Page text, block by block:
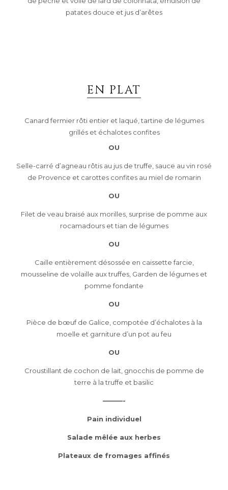
patates douce et jus d’arêtes
EN PLAT
Canard fermier rôti entier et laqué, tartine de légumes
grillés et échalotes confites
OU
Selle-carré d’agneau rôtis au jus de truffe, sauce au vin rosé
de Provence et carottes confites au miel de romarin
OU
Filet de veau braisé aux morilles, surprise de pomme aux
rocamadours et tian de légumes
OU
Caille entièrement désossée en caissette farcie,
mousseline de volaille aux truffes, Garden de légumes et
pomme fondante
OU
Pièce de bœuf de Galice, compotée d’échalotes à la
moelle et garniture d’un pot au feu
OU
Croustillant de cochon de lait, gnocchis de pomme de
terre à la truffe et basilic
———-
Pain individuel
Salade mêlée aux herbes
Plateaux de fromages affinés